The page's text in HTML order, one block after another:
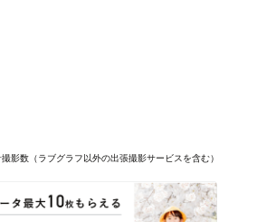
影数（ラブグラフ以外の出張撮影サービスを含む）